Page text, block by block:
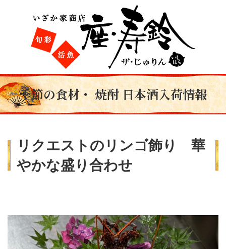
季節の食材・ 焼酎 日本酒入荷情報
リクエストのリンゴ飾り 華
やかな盛り合わせ